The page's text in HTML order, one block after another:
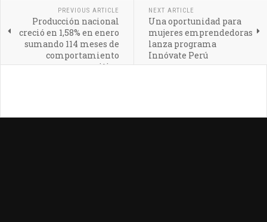
PREVIOUS ARTICLE
Producción nacional
creció en 1,58% en enero
sumando 114 meses de
comportamiento
positivo
NEXT ARTICLE
Una oportunidad para
mujeres emprendedoras
lanza programa
Innóvate Perú